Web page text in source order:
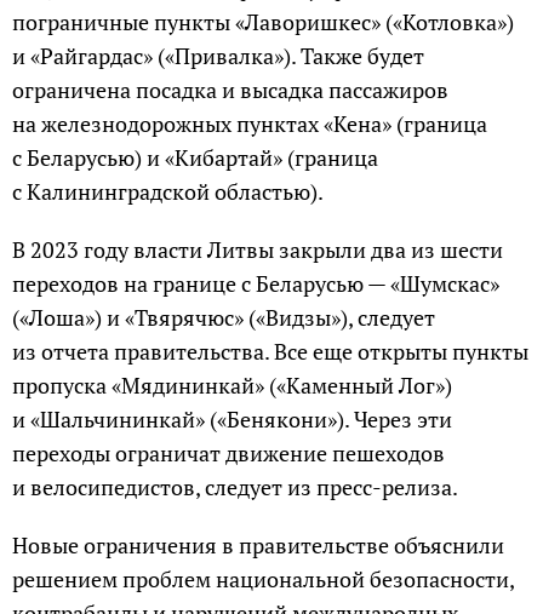
пограничные пункты «Лаворишкес» («Котловка»)
и «Райгардас» («Привалка»). Также будет
ограничена посадка и высадка пассажиров
на железнодорожных пунктах «Кена» (граница
с Беларусью) и «Кибартай» (граница
с Калининградской областью).
В 2023 году власти Литвы закрыли два из шести
переходов на границе с Беларусью — «Шумскас»
(«Лоша») и «Твярячюс» («Видзы»), следует
из отчета правительства. Все еще открыты пункты
пропуска «Мядининкай» («Каменный Лог»)
и «Шальчининкай» («Бенякони»). Через эти
переходы ограничат движение пешеходов
и велосипедистов, следует из пресс-релиза.
Новые ограничения в правительстве объяснили
решением проблем национальной безопасности,